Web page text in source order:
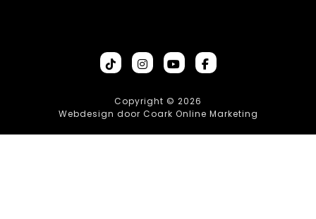
Copyright © 2026
Webdesign door Coark Online Marketing